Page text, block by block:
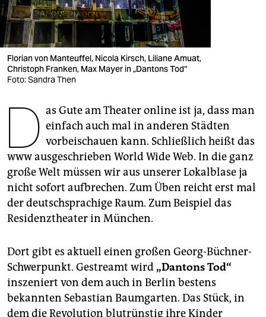
verlag
veranstaltungen
shop
unterstützen
genossenschaft
epaper login
Florian von Manteuffel, Nicola Kirsch, Liliane Amuat,
Christoph Franken, Max Mayer in „Dantons Tod“
Foto: Sandra Then
D as Gute am Theater online ist ja, dass man
einfach auch mal in anderen Städten
vorbeischauen kann. Schließlich heißt das
www ausgeschrieben World Wide Web. In die ganz
große Welt müssen wir aus unserer Lokalblase ja
nicht sofort aufbrechen. Zum Üben reicht erst mal
der deutschsprachige Raum. Zum Beispiel das
Residenztheater in München.
Dort gibt es aktuell einen großen Georg-Büchner-
Schwerpunkt. Gestreamt wird „Dantons Tod“
inszeniert von dem auch in Berlin bestens
bekannten Sebastian Baumgarten. Das Stück, in
dem die Revolution blutrünstig ihre Kinder